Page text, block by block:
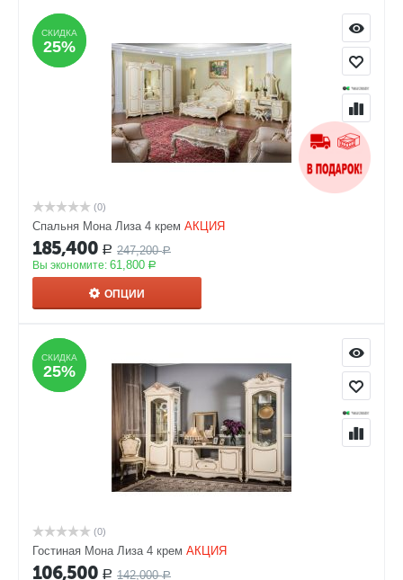
СКИДКА
25%
СКИДКА
25%
(0)
Спальня Мона Лиза 4 крем АКЦИЯ
185,400 Р 247,200 Р
Вы экономите: 61,800 Р
ОПЦИИ
СКИДКА
25%
СКИДКА
25%
(0)
Гостиная Мона Лиза 4 крем АКЦИЯ
106,500 Р 142,000 Р